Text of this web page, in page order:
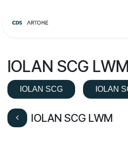
IOLAN SCG LWM
IOLAN SCG IOLAN
IOLAN SCG LWM